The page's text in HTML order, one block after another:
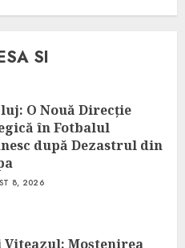
SI
O Nouă Direcție
în Fotbalul
după Dezastrul din
8, 2026
Viteazul: Moștenirea